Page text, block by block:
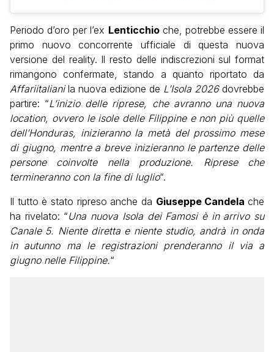
Periodo d’oro per l’ex Lenticchioche, potrebbe essere il
primo nuovo concorrente ufficiale di questa nuova
versione del reality. Il resto delle indiscrezioni sul format
rimangono confermate, stando a quanto riportato da
Affariitalianila nuova edizione de L’Isola 2026dovrebbe
partire: “L’inizio delle riprese, che avranno una nuova
location, ovvero le isole delle Filippine e non più quelle
dell’Honduras, inizieranno la metà del prossimo mese
di giugno, mentre a breve inizieranno le partenze delle
persone coinvolte nella produzione. Riprese che
termineranno con la fine di luglio“.
Il tutto è stato ripreso anche da Giuseppe Candelache
ha rivelato: “Una nuova Isola dei Famosi è in arrivo su
Canale 5. Niente diretta e niente studio, andrà in onda
in autunno ma le registrazioni prenderanno il via a
giugno nelle Filippine.“